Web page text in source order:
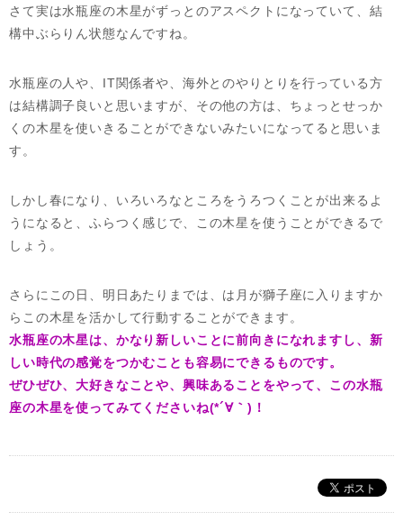
さて実は水瓶座の木星がずっとのアスペクトになっていて、結
構中ぶらりん状態なんですね。
水瓶座の人や、IT関係者や、海外とのやりとりを行っている方
は結構調子良いと思いますが、その他の方は、ちょっとせっか
くの木星を使いきることができないみたいになってると思いま
す。
しかし春になり、いろいろなところをうろつくことが出来るよ
うになると、ふらつく感じで、この木星を使うことができるで
しょう。
さらにこの日、明日あたりまでは、は月が獅子座に入りますか
らこの木星を活かして行動することができます。
水瓶座の木星は、かなり新しいことに前向きになれますし、新
しい時代の感覚をつかむことも容易にできるものです。
ぜひぜひ、大好きなことや、興味あることをやって、この水瓶
座の木星を使ってみてくださいね(*´∀｀)！